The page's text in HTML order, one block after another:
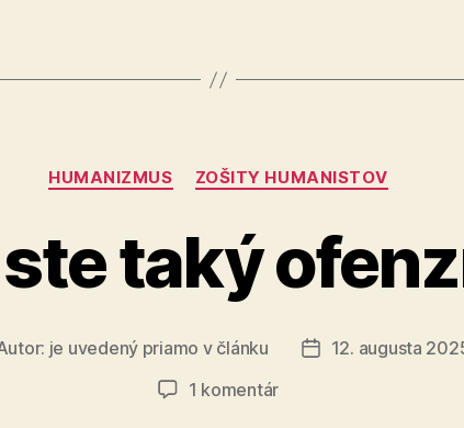
Kategórie
HUMANIZMUS ZOŠITY HUMANISTOV
taký
je uvedený priamo v článku
Dátum
12. augusta
1 komentárna